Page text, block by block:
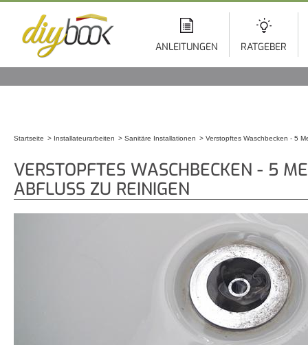
ANLEITUNGEN RATGEBER
Startseite Installateurarbeiten Sanitäre Installationen Verstopftes Waschbecken - 5
VERSTOPFTES WASCHBECKEN - 5
ABFLUSS ZU REINIGEN